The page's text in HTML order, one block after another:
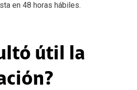
en 48 horas hábiles.
útil la